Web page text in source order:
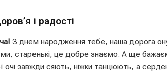
і радості
З днем народження тебе, наша дорога
ми, старенькі, це добре знаємо. А ще
очі завжди сяють, ніжки танцюють, а